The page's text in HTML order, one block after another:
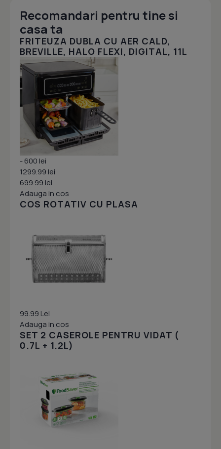
Recomandari pentru tine si
casa ta
FRITEUZA DUBLA CU AER CALD,
BREVILLE, HALO FLEXI, DIGITAL, 11L
- 600 lei
1299.99 lei
699.99 lei
Adauga in cos
COS ROTATIV CU PLASA
99.99 Lei
Adauga in cos
SET 2 CASEROLE PENTRU VIDAT (
0.7L + 1.2L)